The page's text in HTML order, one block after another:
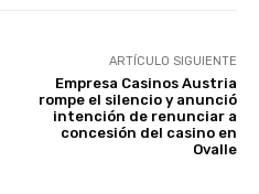
ARTÍCULO SIGUIENTE
Empresa Casinos Austria
rompe el silencio y anunció
intención de renunciar a
concesión del casino en
Ovalle